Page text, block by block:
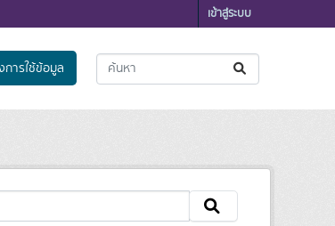
เข้าสู่ระบบ
ารใช้ข้อมูล